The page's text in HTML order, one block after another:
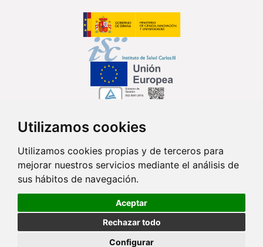
Utilizamos cookies
Utilizamos cookies propias y de terceros para
mejorar nuestros servicios mediante el análisis de
sus hábitos de navegación.
Aceptar
Rechazar todo
Configurar
Síguenos en...
Contacto
Av. Monforte de Lemos, 3-5. Pabellón 11. Planta 0 28029 Madrid
info@ciberisciii.es
Política de Privacidad